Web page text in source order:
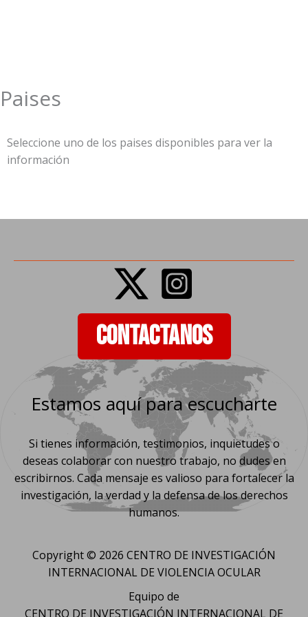
Ir
contenido
Paises
Seleccione uno de los paises disponibles para ver la
información
CONTACTANOS
Estamos aquí para escucharte
Si tienes información, testimonios, inquietudes o
deseas colaborar con nuestro trabajo, no dudes en
escribirnos. Cada mensaje es valioso para fortalecer la
investigación, la verdad y la defensa de los derechos
humanos.
Copyright © 2026 CENTRO DE INVESTIGACIÓN
INTERNACIONAL DE VIOLENCIA OCULAR
Equipo de
CENTRO DE INVESTIGACIÓN INTERNACIONAL DE